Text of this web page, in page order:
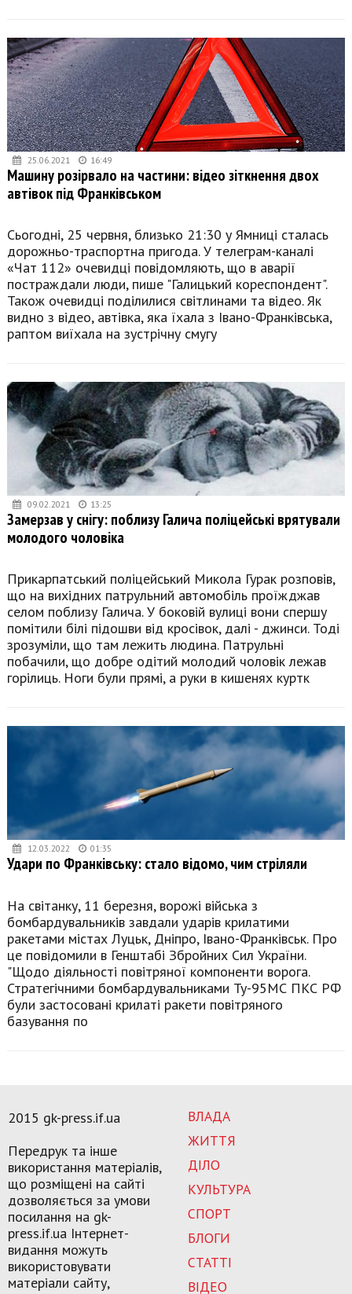
25.06.2021 16:49
Машину розірвало на частини: відео зіткнення двох
автівок під Франківськом
Сьогодні, 25 червня, близько 21:30 у Ямниці сталась
дорожньо-траспортна пригода. У телеграм-каналі
«Чат 112» очевидці повідомляють, що в аварії
постраждали люди, пише "Галицький кореспондент".
Також очевидці поділилися світлинами та відео. Як
видно з відео, автівка, яка їхала з Івано-Франківська,
раптом виїхала на зустрічну смугу
09.02.2021 13:25
Замерзав у снігу: поблизу Галича поліцейські врятували
молодого чоловіка
Прикарпатський поліцейський Микола Гурак розповів,
що на вихідних патрульний автомобіль проїжджав
селом поблизу Галича. У боковій вулиці вони спершу
помітили білі підошви від кросівок, далі - джинси. Тоді
зрозуміли, що там лежить людина. Патрульні
побачили, що добре одітий молодий чоловік лежав
горілиць. Ноги були прямі, а руки в кишенях куртк
12.03.2022 01:35
Удари по Франківську: стало відомо, чим стріляли
На світанку, 11 березня, ворожі війська з
бомбардувальників завдали ударів крилатими
ракетами містах Луцьк, Дніпро, Івано-Франківськ. Про
це повідомили в Генштабі Збройних Сил України.
"Щодо діяльності повітряної компоненти ворога.
Стратегічними бомбардувальниками Ту-95МС ПКС РФ
були застосовані крилаті ракети повітряного
базування по
ВЛАДА
ЖИТТЯ
ДІЛО
КУЛЬТУРА
СПОРТ
БЛОГИ
СТАТТІ
ВІДЕО
2015 gk-press.if.ua
Передрук та інше
використання матеріалів,
що розміщені на сайті
дозволяється за умови
посилання на gk-
press.if.ua Інтернет-
видання можуть
використовувати
матеріали сайту,